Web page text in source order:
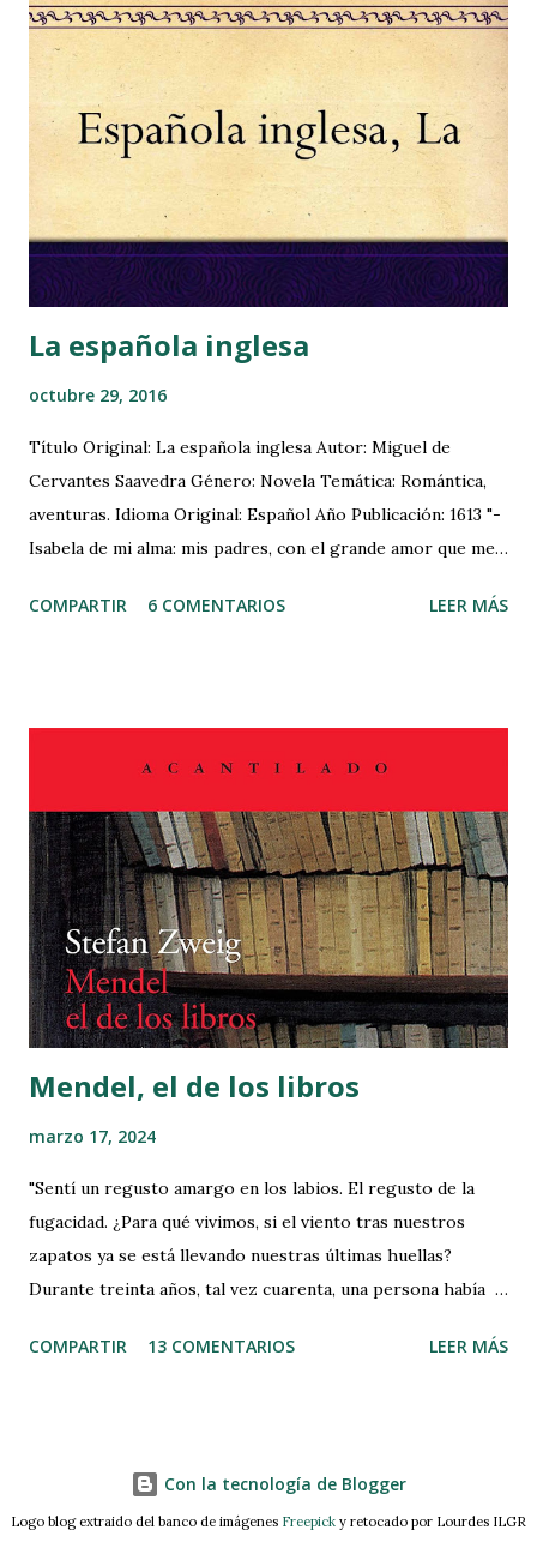
dejar claro, que estos remedios caseros que practico
minimizan los efectos alérgicos a los ácaros, pero no hacen
que los libros estén 100% libres de alérgenos . Pues bien,
basándome en algunos consejos médicos y en la biología de
estos bichos, he elaborado un plan de choque con unos
sencillos pasos que me permiten disfrutar de los libros
viejos con menos molestias. Los ácaros del polvo
proliferan con la humedad y las temperaturas cálidas. Su
hábitat ideal se encuentra bajo parám...
La española inglesa
octubre 29, 2016
Título Original: La española inglesa Autor: Miguel de
Cervantes Saavedra Género: Novela Temática: Romántica,
aventuras. Idioma Original: Español Año Publicación: 1613 "-
Isabela de mi alma: mis padres, con el grande amor que me
han traído a casa una doncella escocesa con quien ellos
el cumplimiento del sensual apetito: que, puesto que tu
corporal hermosura me cautivó los sentidos, tus infinitas
virtudes me aprisionaron el alma, de manera que si
hermosa te quise, fea te adoro; y para confirmar esta
verdad, dame esa mano." MI LECTURA: Inspirado en un
hecho real, el saqueo de Cádiz de 1596 y adaptando la
novela b...
COMPARTIR 6 COMENTARIOS LEER MÁS
Mendel, el de los libros
marzo 17, 2024
"Sentí un regusto amargo en los labios. El regusto de la
fugacidad. ¿Para qué vivimos, si el viento tras nuestros
zapatos ya se está llevando nuestras últimas huellas?
Durante treinta años, tal vez cuarenta, una persona había
unos cuantos metros cuadrados, y bastaba con que pasaran
Buchmendel Autor: Stefan Zweig Género: Cuento
Temática: Narrativa Idioma Original: Alemán Año
COMPARTIR 13 COMENTARIOS LEER MÁS
Con la tecnología de Blogger
Logo blog extraido del banco de imágenes Freepick y retocado por Lourdes ILGR